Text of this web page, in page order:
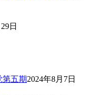
日
五期2024年8月7日